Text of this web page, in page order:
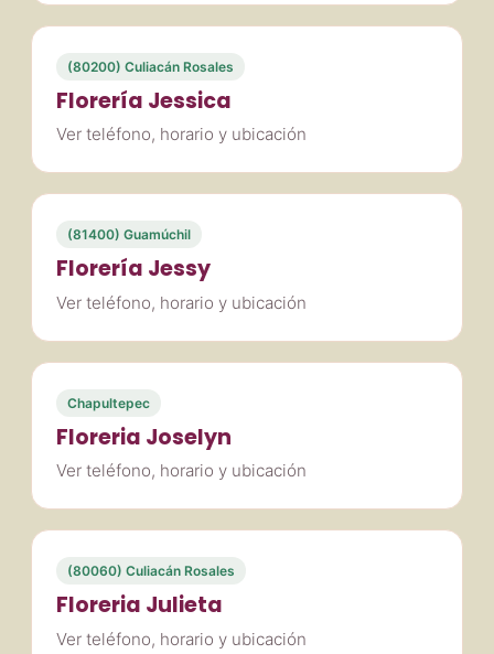
(80200) Culiacán Rosales
Florería Jessica
Ver teléfono, horario y ubicación
(81400) Guamúchil
Florería Jessy
Ver teléfono, horario y ubicación
Chapultepec
Floreria Joselyn
Ver teléfono, horario y ubicación
(80060) Culiacán Rosales
Floreria Julieta
Ver teléfono, horario y ubicación